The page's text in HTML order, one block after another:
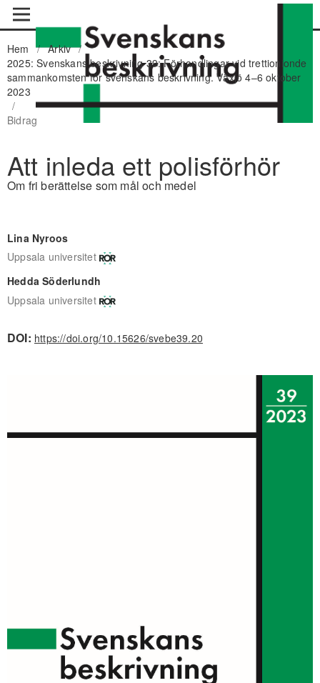
Hem / Arkiv /
2025: Svenskans beskrivning 39: Förhandlingar vid trettionionde
sammankomsten för svenskans beskrivning. Växjö 4–6 oktober
2023
/
Bidrag
Att inleda ett polisförhör
Om fri berättelse som mål och medel
Lina Nyroos
Uppsala universitet
Hedda Söderlundh
Uppsala universitet
DOI: https://doi.org/10.15626/svebe39.20